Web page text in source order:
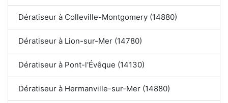
Dératiseur à Colleville-Montgomery (14880)
Dératiseur à Lion-sur-Mer (14780)
Dératiseur à Pont-l'Évêque (14130)
Dératiseur à Hermanville-sur-Mer (14880)